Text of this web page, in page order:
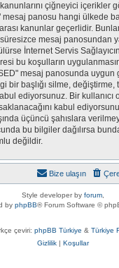
çiğneyici içerikler
panosu hangi ülkede
kanunlar geçerlidir.
mesaj panosundan
İnternet Servis
bu koşulların
mesaj panosunda
bir başlığı silme, değiştirme,
ediyorsunuz. Bir
kabul
üçüncü şahıslara
bu bilgiler dağılırsa
değildir.
Bize ulaşın
Style developer by forum
by phpBB® Forum Software ©
çeviri: phpBB Türkiye & Türkiye
Gizlilik | Koşullar